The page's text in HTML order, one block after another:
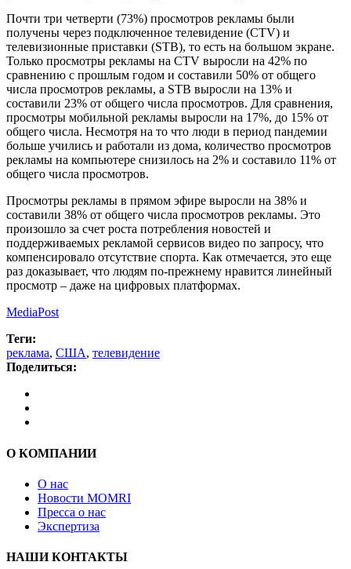
Почти три четверти (73%) просмотров рекламы были
получены через подключенное телевидение (CTV) и
телевизионные приставки (STB), то есть на большом экране.
Только просмотры рекламы на CTV выросли на 42% по
сравнению с прошлым годом и составили 50% от общего
числа просмотров рекламы, а STB выросли на 13% и
составили 23% от общего числа просмотров. Для сравнения,
просмотры мобильной рекламы выросли на 17%, до 15% от
общего числа. Несмотря на то что люди в период пандемии
больше учились и работали из дома, количество просмотров
рекламы на компьютере снизилось на 2% и составило 11% от
общего числа просмотров.
Просмотры рекламы в прямом эфире выросли на 38% и
составили 38% от общего числа просмотров рекламы. Это
произошло за счет роста потребления новостей и
поддерживаемых рекламой сервисов видео по запросу, что
компенсировало отсутствие спорта. Как отмечается, это еще
раз доказывает, что людям по-прежнему нравится линейный
просмотр – даже на цифровых платформах.
MediaPost
Теги:
реклама, США, телевидение
Поделиться:
О КОМПАНИИ
О нас
Новости MOMRI
Пресса о нас
Экспертиза
НАШИ КОНТАКТЫ